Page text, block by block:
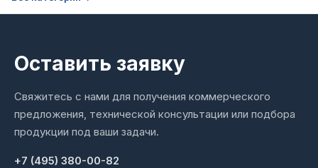
Оставить заявку
Свяжитесь с нами для получения коммерческого
предложения, технической консультации или подбора
продукции под ваши задачи.
+7 (495) 380-00-82